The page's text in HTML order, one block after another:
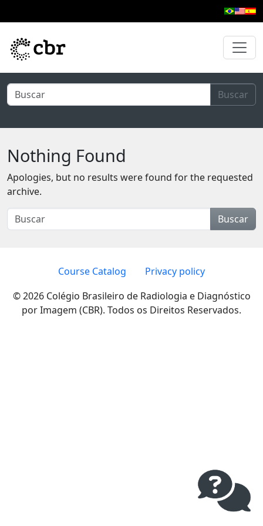
Buscar
Nothing Found
Apologies, but no results were found for the requested
archive.
Buscar
Course Catalog
Privacy policy
© 2026 Colégio Brasileiro de Radiologia e Diagnóstico
por Imagem (CBR). Todos os Direitos Reservados.